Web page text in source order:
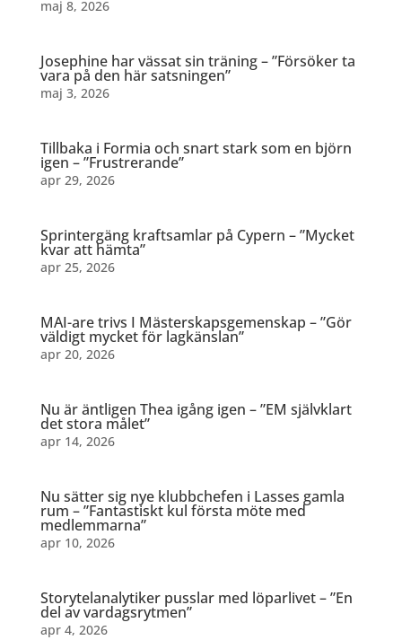
maj 8, 2026
Josephine har vässat sin träning – ”Försöker ta
vara på den här satsningen”
maj 3, 2026
Tillbaka i Formia och snart stark som en björn
igen – ”Frustrerande”
apr 29, 2026
Sprintergäng kraftsamlar på Cypern – ”Mycket
kvar att hämta”
apr 25, 2026
MAI-are trivs I Mästerskapsgemenskap – ”Gör
väldigt mycket för lagkänslan”
apr 20, 2026
Nu är äntligen Thea igång igen – ”EM självklart
det stora målet”
apr 14, 2026
Nu sätter sig nye klubbchefen i Lasses gamla
rum – ”Fantastiskt kul första möte med
medlemmarna”
apr 10, 2026
Storytelanalytiker pusslar med löparlivet – ”En
del av vardagsrytmen”
apr 4, 2026